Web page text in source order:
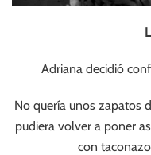
Adriana decidió
No quería unos zapatos
pudiera volver a poner
con